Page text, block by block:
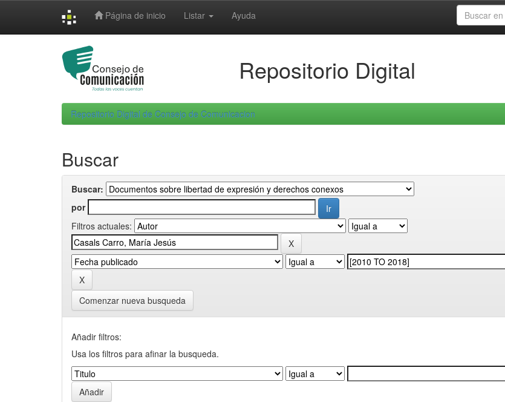
Página de inicio Listar Ayuda
Repositorio Digital
Repositorio Digital de Consejo de Comunicacion
Buscar
Buscar:
por
Filtros actuales:
Comenzar nueva busqueda
Añadir filtros:
Usa los filtros para afinar la busqueda.